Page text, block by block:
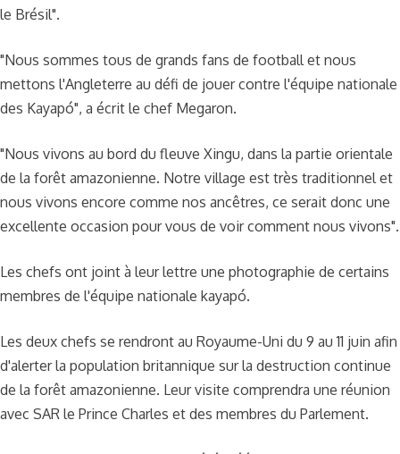
le Brésil".
"Nous sommes tous de grands fans de football et nous
mettons l'Angleterre au défi de jouer contre l'équipe nationale
des Kayapó", a écrit le chef Megaron.
"Nous vivons au bord du fleuve Xingu, dans la partie orientale
de la forêt amazonienne. Notre village est très traditionnel et
nous vivons encore comme nos ancêtres, ce serait donc une
excellente occasion pour vous de voir comment nous vivons".
Les chefs ont joint à leur lettre une photographie de certains
membres de l'équipe nationale kayapó.
Les deux chefs se rendront au Royaume-Uni du 9 au 11 juin afin
d'alerter la population britannique sur la destruction continue
de la forêt amazonienne. Leur visite comprendra une réunion
avec SAR le Prince Charles et des membres du Parlement.